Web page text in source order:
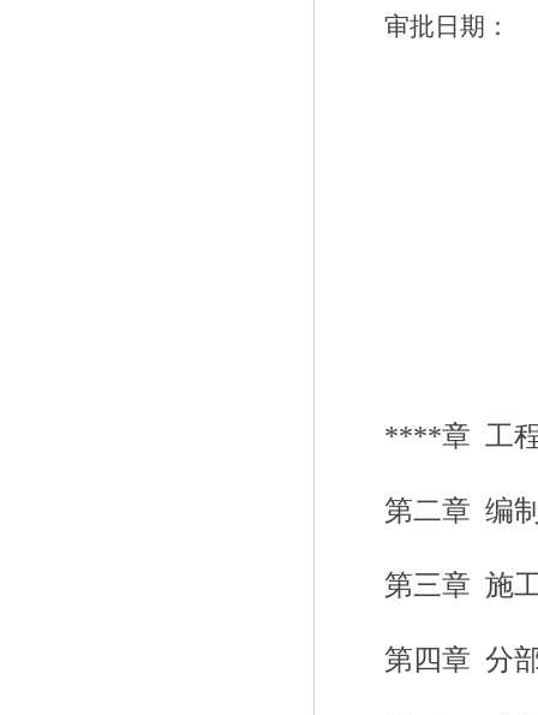
审批日期：
****章 工
第二章 编
第三章 施
第四章 分